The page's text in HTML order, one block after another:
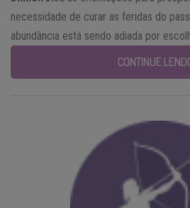
necessidade de curar as feridas do
abundância está sendo adiada por
CONTINUE